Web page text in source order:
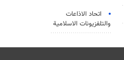
اتحاد الاذاعات
والتلفزيونات الاسلامية